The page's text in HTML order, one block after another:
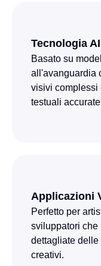
Tecnologia
Basato su
all'avanguardia
visivi complessi
testuali
Applicazioni
Perfetto per
sviluppatori che
dettagliate delle
creativi.